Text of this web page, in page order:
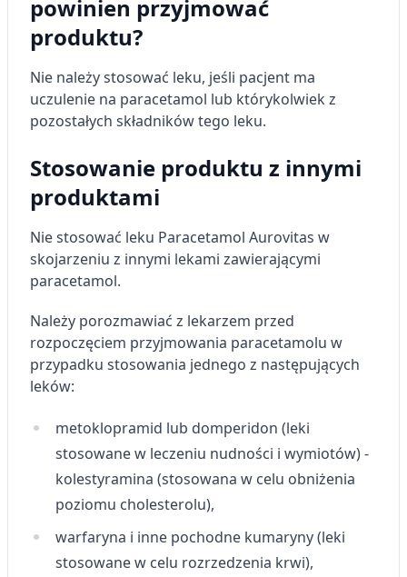
powinien przyjmować
produktu?
Nie należy stosować leku, jeśli pacjent ma
uczulenie na paracetamol lub którykolwiek z
pozostałych składników tego leku.
Stosowanie produktu z innymi
produktami
Nie stosować leku Paracetamol Aurovitas w
skojarzeniu z innymi lekami zawierającymi
paracetamol.
Należy porozmawiać z lekarzem przed
rozpoczęciem przyjmowania paracetamolu w
przypadku stosowania jednego z następujących
leków:
metoklopramid lub domperidon (leki
stosowane w leczeniu nudności i wymiotów) -
kolestyramina (stosowana w celu obniżenia
poziomu cholesterolu),
warfaryna i inne pochodne kumaryny (leki
stosowane w celu rozrzedzenia krwi),